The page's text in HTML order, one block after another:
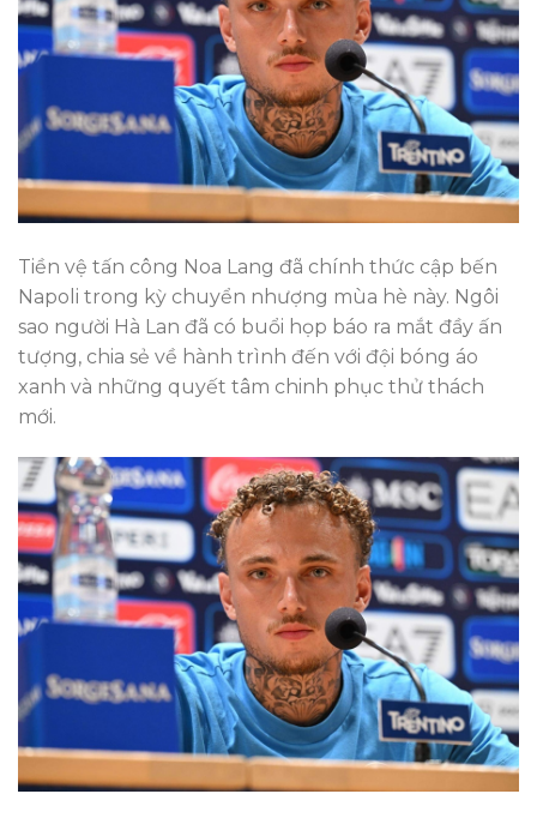
Tiền vệ tấn công Noa Lang đã chính thức cập bến
Napoli trong kỳ chuyển nhượng mùa hè này. Ngôi
sao người Hà Lan đã có buổi họp báo ra mắt đầy ấn
tượng, chia sẻ về hành trình đến với đội bóng áo
xanh và những quyết tâm chinh phục thử thách
mới.